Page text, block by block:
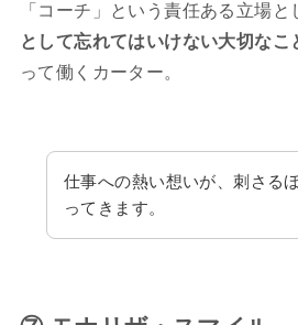
「コーチ」という責任ある立場と
として忘れてはいけない大切なこ
って働くカーター。
仕事への熱い想いが、刺さる
ってきます。